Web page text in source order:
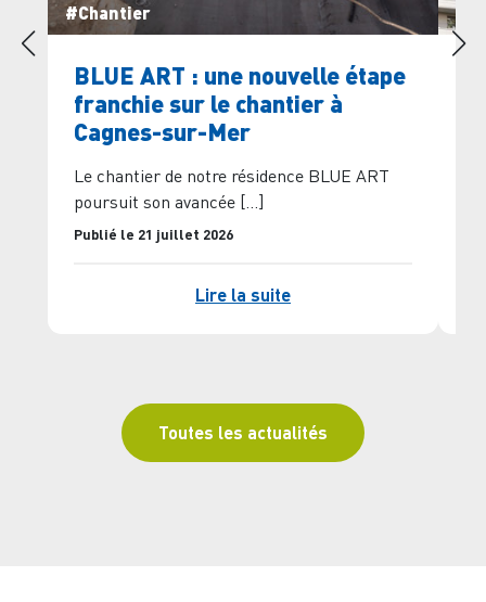
#Chantier
BLUE ART : une nouvelle étape
franchie sur le chantier à
Cagnes-sur-Mer
Le chantier de notre résidence BLUE ART
poursuit son avancée […]
Publié le 21 juillet 2026
Lire la suite
Toutes les actualités